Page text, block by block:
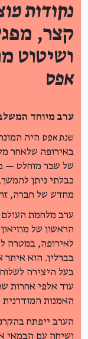
נקודות
קצר,
ושיטוט
אפס
ערב מיוחד
שנת אפס היה
באירופה שלאחר
של שבר מוחלט —
כבלתי ניתן
מחדש של חברה,
ערב מלחמת העולם
הראשון של
לאירופה, במטרה
בברלין. הוא
בעל היצירה
עוד אלפי אחרות
האמנות המודרנית
הערב ייפתח
ושיחה עם הבמאי